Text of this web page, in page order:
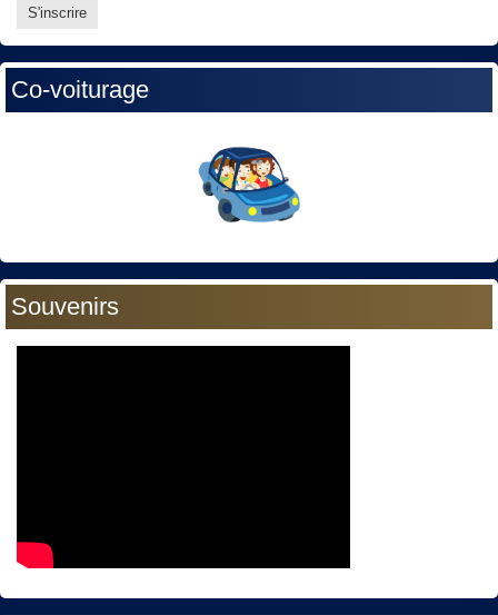
Co-voiturage
Souvenirs